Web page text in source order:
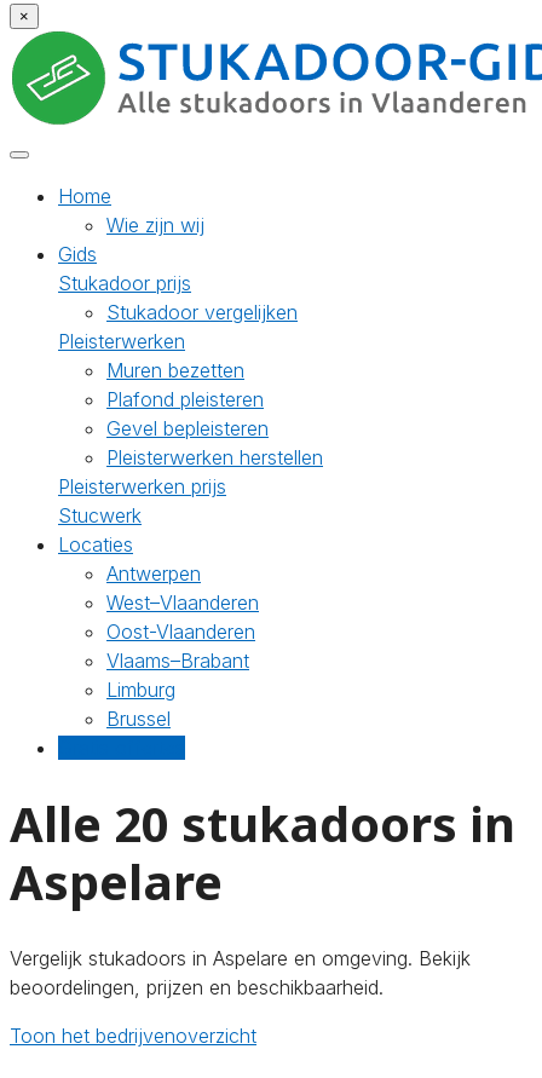
×
Home
Wie zijn wij
Gids
Stukadoor prijs
Stukadoor vergelijken
Pleisterwerken
Muren bezetten
Plafond pleisteren
Gevel bepleisteren
Pleisterwerken herstellen
Pleisterwerken prijs
Stucwerk
Locaties
Antwerpen
West–Vlaanderen
Oost-Vlaanderen
Vlaams–Brabant
Limburg
Brussel
Alle 20 stukadoors in
Aspelare
Vergelijk stukadoors in Aspelare en omgeving. Bekijk
beoordelingen, prijzen en beschikbaarheid.
Toon het bedrijvenoverzicht